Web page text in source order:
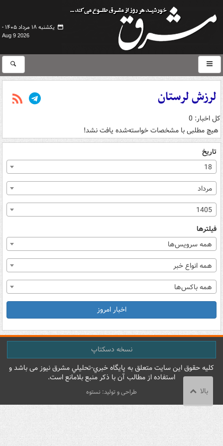
یکشنبه ۱۸ مرداد ۱۴۰۵ -
Aug 9 2026
لرزش لرستان
کل اخبار: 0
هیچ مطلبی با مشخصات خواسته‌شده یافت نشد!
تاریخ
18
مرداد
1405
فیلترها
همه سرویس‌ها
همه انواع خبر
همه باکس‌ها
اخبار امروز
نسخه دسکتاپ
کليه حقوق اين سايت متعلق به پایگاه خبري-تحليلي مشرق نيوز می باشد و
استفاده از مطالب آن با ذکر منبع بلامانع است.
طراحی و تولید: نستوه بالا